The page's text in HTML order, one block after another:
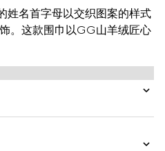
名首字母以交织图案的样式
。这款围巾以GG山羊绒匠心